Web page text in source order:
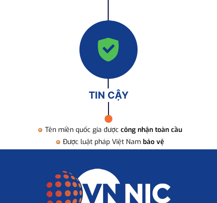
TIN CẬY
Tên miền quốc gia được công nhận toàn cầu
Được luật pháp Việt Nam bảo vệ